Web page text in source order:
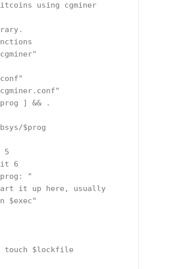
using cgminer
] && .
$prog
5
6
"
$exec"
touch $lockfile